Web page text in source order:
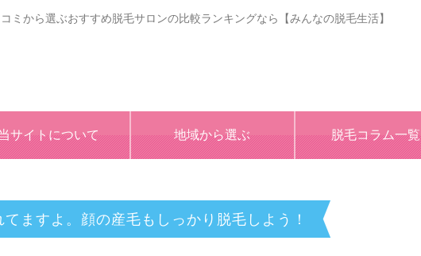
ミから選ぶおすすめ脱毛サロンの比較ランキングなら【みんなの脱毛生活】
サイトについて 地域から選ぶ 脱毛コラム一覧
てますよ。顔の産毛もしっかり脱毛しよう！